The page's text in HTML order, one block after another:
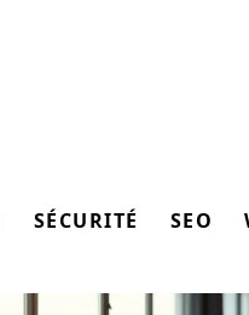
SÉCURITÉ SEO